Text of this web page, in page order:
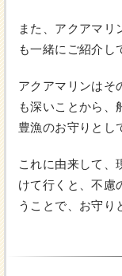
また、アクアマリ
も一緒にご紹介し
アクアマリンはそ
も深いことから、
豊漁のお守りとし
これに由来して、
けて行くと、不慮
うことで、お守り